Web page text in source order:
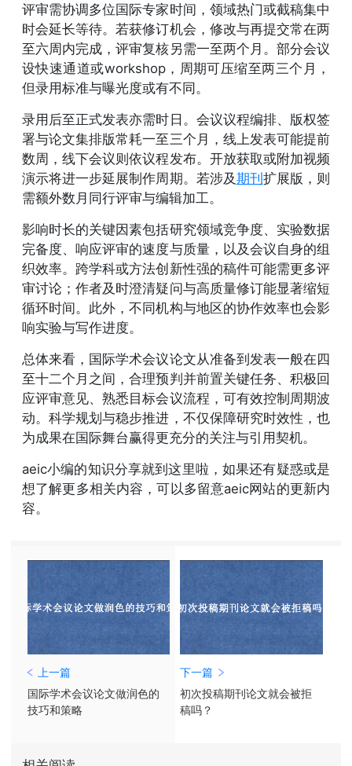
评审需协调多位国际专家时间，领域热门或截稿集中
时会延长等待。若获修订机会，修改与再提交常在两
至六周内完成，评审复核另需一至两个月。部分会议
设快速通道或workshop，周期可压缩至两三个月，
但录用标准与曝光度或有不同。
录用后至正式发表亦需时日。会议议程编排、版权签
署与论文集排版常耗一至三个月，线上发表可能提前
数周，线下会议则依议程发布。开放获取或附加视频
演示将进一步延展制作周期。若涉及期刊扩展版，则
需额外数月同行评审与编辑加工。
影响时长的关键因素包括研究领域竞争度、实验数据
完备度、响应评审的速度与质量，以及会议自身的组
织效率。跨学科或方法创新性强的稿件可能需更多评
审讨论；作者及时澄清疑问与高质量修订能显著缩短
循环时间。此外，不同机构与地区的协作效率也会影
响实验与写作进度。
总体来看，国际学术会议论文从准备到发表一般在四
至十二个月之间，合理预判并前置关键任务、积极回
应评审意见、熟悉目标会议流程，可有效控制周期波
动。科学规划与稳步推进，不仅保障研究时效性，也
为成果在国际舞台赢得更充分的关注与引用契机。
aeic小编的知识分享就到这里啦，如果还有疑惑或是
想了解更多相关内容，可以多留意aeic网站的更新内
容。
上一篇
国际学术会议论文做润色的
技巧和策略
下一篇
初次投稿期刊论文就会被拒
稿吗？